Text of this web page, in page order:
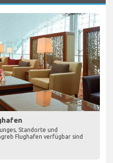
Standorte und
Flughafen verfügbar sind